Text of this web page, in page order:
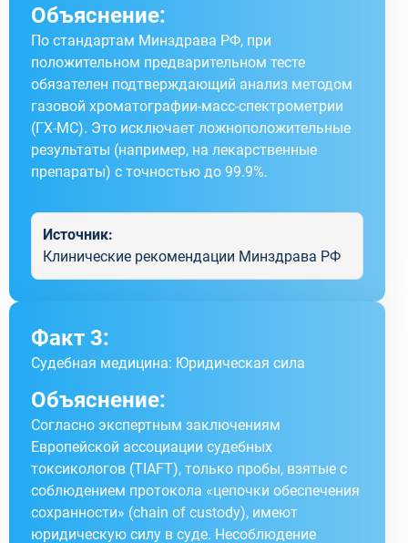
Объяснение:
По стандартам Минздрава РФ, при
положительном предварительном тесте
обязателен подтверждающий анализ методом
газовой хроматографии-масс-спектрометрии
(ГХ-МС). Это исключает ложноположительные
результаты (например, на лекарственные
препараты) с точностью до 99.9%.
Источник:
Клинические рекомендации Минздрава РФ
Факт 3:
Судебная медицина: Юридическая сила
Объяснение:
Согласно экспертным заключениям
Европейской ассоциации судебных
токсикологов (TIAFT), только пробы, взятые с
соблюдением протокола «цепочки обеспечения
сохранности» (chain of custody), имеют
юридическую силу в суде. Несоблюдение